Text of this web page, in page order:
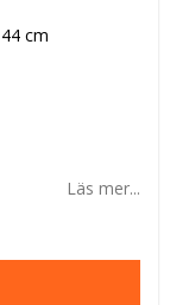
cm
Läs mer...